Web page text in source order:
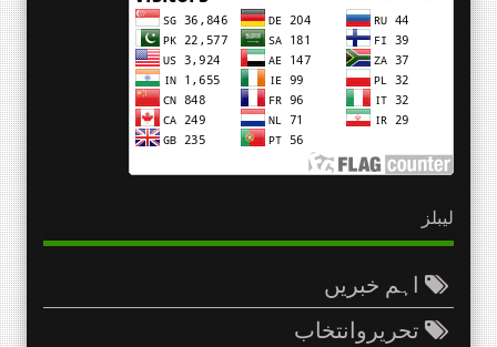
لیبلز
اہم خبریں
تحریروانتخاب